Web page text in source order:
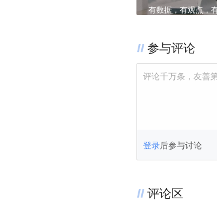
有数据，有观点，
参与评论
评论千万条，友善
登录后参与讨论
评论区